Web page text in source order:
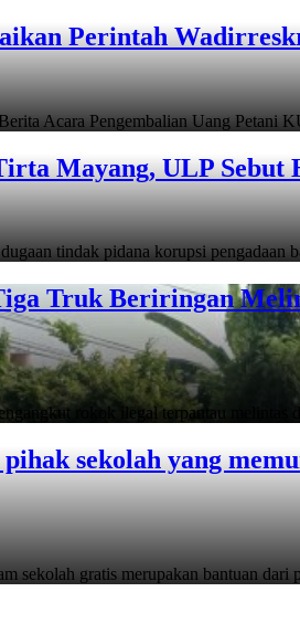
Perintah
Acara Pengembalian Uang
Mayang, ULP Sebut
tindak pidana korupsi
Truk Beriringan
rokok ilegal terpantau melintas
sekolah yang
sekolah gratis merupakan bantuan